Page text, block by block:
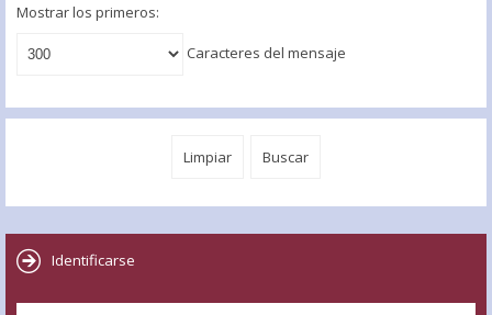
Mostrar los primeros:
Caracteres del mensaje
Identificarse